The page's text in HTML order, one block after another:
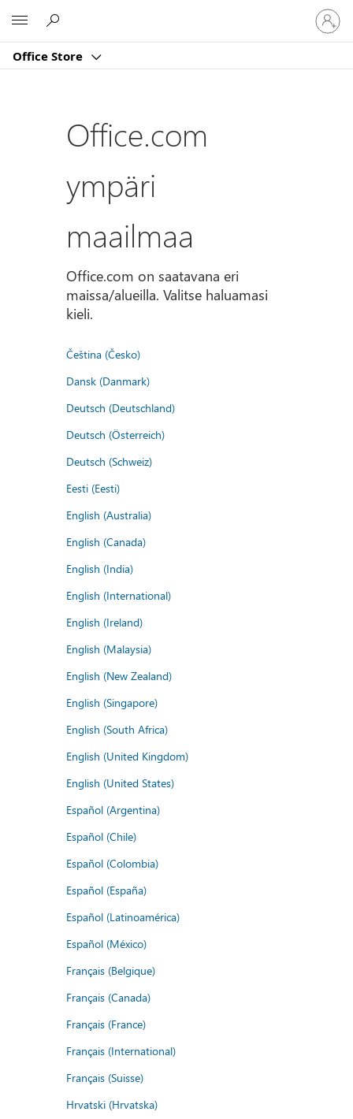
Office Store
sisään
tilille
Office.com
ympäri
maailmaa
Office.com on saatavana eri
maissa/alueilla. Valitse haluamasi
kieli.
Čeština (Česko)
Dansk (Danmark)
Deutsch (Deutschland)
Deutsch (Österreich)
Deutsch (Schweiz)
Eesti (Eesti)
English (Australia)
English (Canada)
English (India)
English (International)
English (Ireland)
English (Malaysia)
English (New Zealand)
English (Singapore)
English (South Africa)
English (United Kingdom)
English (United States)
Español (Argentina)
Español (Chile)
Español (Colombia)
Español (España)
Español (Latinoamérica)
Español (México)
Français (Belgique)
Français (Canada)
Français (France)
Français (International)
Français (Suisse)
Hrvatski (Hrvatska)